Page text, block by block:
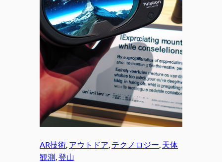
AR技術 アウトドア テクノロジー 天体
観測 登山